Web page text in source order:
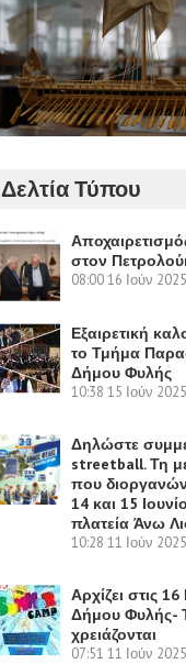
Δελτία Τύπου
στον
08:0016 Ιούν 2025
Εξαιρετική
το Τμήμα
Δήμου Φυλής
10:38 15 Ιούν 2025
Δηλώστε
streetball. Τη
που
14 και 15
πλατεία Άνω
10:28 11 Ιούν 2025
Αρχίζει στις
Δήμου Φυλής-
χρειάζονται
07:51 11 Ιούν 2025